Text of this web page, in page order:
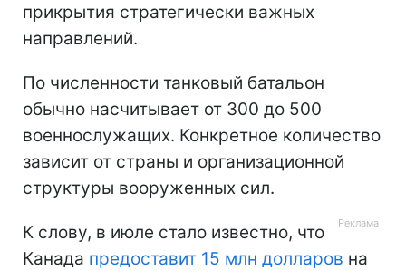
прикрытия стратегически важных
направлений.
По численности танковый батальон
обычно насчитывает от 300 до 500
военнослужащих. Конкретное количество
зависит от страны и организационной
структуры вооруженных сил.
К слову, в июле стало известно, что
Канада предоставит 15 млн долларов на